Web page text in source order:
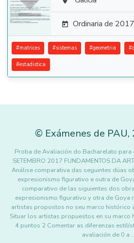
 Ordinaria de 2017
#matrices #sistemas #geometria #
#estadistica
© Exámenes de PAU,
Proba de Avaliación do Bacharelato para
SETEMBRO 2017 FUNDAMENTOS DA
Análise comparativa das seguintes dúas
expresionismo figurativo e outra de
comparativo de las siguientes dos
expresionismo figurativo y otra de Goya
artistas propostos no seu marco histórico
Situar los artistas propuestos en su marco
4 puntos 2 Comentar as diferenzas
avaliación de 0 a